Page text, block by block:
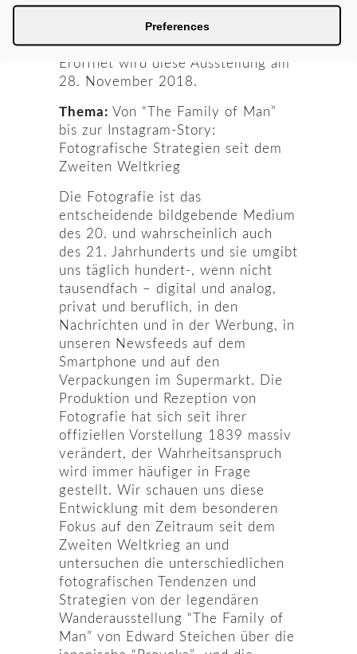
fotografische Arbeiten. Diese
werden ab dem 29. November
2018 im Salzamt ausgestellt.
Eröffnet wird diese Ausstellung am
28. November 2018.
Thema: Von “The Family of Man”
bis zur Instagram-Story:
Fotografische Strategien seit dem
Zweiten Weltkrieg
Die Fotografie ist das
entscheidende bildgebende Medium
des 20. und wahrscheinlich auch
des 21. Jahrhunderts und sie umgibt
uns täglich hundert-, wenn nicht
tausendfach – digital und analog,
privat und beruflich, in den
Nachrichten und in der Werbung, in
unseren Newsfeeds auf dem
Smartphone und auf den
Verpackungen im Supermarkt. Die
Produktion und Rezeption von
Fotografie hat sich seit ihrer
offiziellen Vorstellung 1839 massiv
verändert, der Wahrheitsanspruch
wird immer häufiger in Frage
gestellt. Wir schauen uns diese
Entwicklung mit dem besonderen
Fokus auf den Zeitraum seit dem
Zweiten Weltkrieg an und
untersuchen die unterschiedlichen
fotografischen Tendenzen und
Strategien von der legendären
Wanderausstellung “The Family of
Man” von Edward Steichen über die
Preferences